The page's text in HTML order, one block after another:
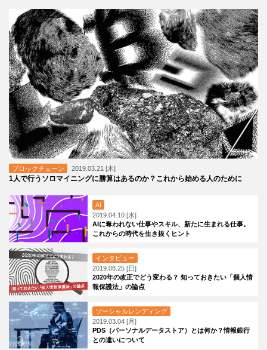
ブロックチェーン 2019.03.21 [木]
1人で行うソロマイニングに勝算はあるのか？これから始める人のために
AI
2019.04.10 [水]
AIに奪われない仕事やスキル、新たに生まれる仕事。
これからの時代を生き抜くヒント
インタビュー
2019.08.25 [日]
2020年の改正でどう変わる？ 知っておきたい「個人情
報保護法」の論点
ソーシャルレンディング
2019.03.04 [月]
PDS（パーソナルデータストア）とは何か？情報銀行
との違いについて